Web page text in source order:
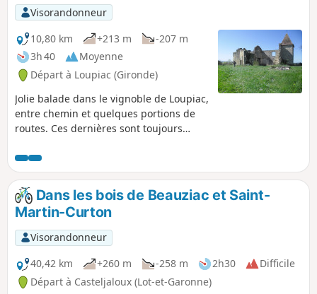
Visorandonneur
10,80 km
+213 m
-207 m
3h 40
Moyenne
Départ à Loupiac (Gironde)
Jolie balade dans le vignoble de Loupiac,
entre chemin et quelques portions de
routes. Ces dernières sont toujours
bitume... Située sur la rive droite de la
Garonne, à une quarantaine de
kilomètres au Sud Est de Bordeaux. MàJ
modérateur au 30/03/2021 : Attention !
Problèmes de propriétés privées entre
(8) et (10) . Il est donc préférable de
rejoindre ces deux points par la D117
Dans les bois de Beauziac et Saint-
Martin-Curton
Visorandonneur
40,42 km
+260 m -258 m 2h30
Difficile
Départ à Casteljaloux (Lot-et-Garonne)